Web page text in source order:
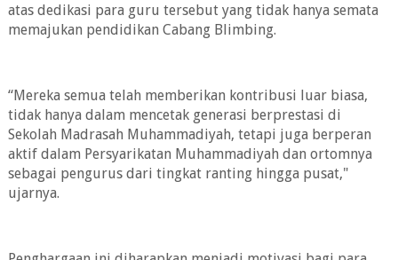
atas dedikasi para guru tersebut yang tidak hanya semata
memajukan pendidikan Cabang Blimbing.
“Mereka semua telah memberikan kontribusi luar biasa,
tidak hanya dalam mencetak generasi berprestasi di
Sekolah Madrasah Muhammadiyah, tetapi juga berperan
aktif dalam Persyarikatan Muhammadiyah dan ortomnya
sebagai pengurus dari tingkat ranting hingga pusat,"
ujarnya.